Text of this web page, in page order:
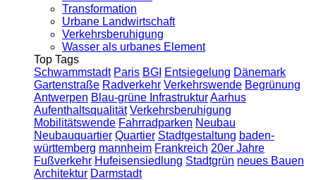
Transformation
Urbane Landwirtschaft
Verkehrsberuhigung
Wasser als urbanes Element
Top Tags
Schwammstadt Paris BGI Entsiegelung Dänemark
Gartenstraße Radverkehr Verkehrswende Begrünung
Antwerpen Blau-grüne InfrastrukturAarhus
Aufenthaltsqualität Verkehrsberuhigung
Mobilitätswende Fahrradparken Neubau
Neubauquartier Quartier Stadtgestaltung baden-
württemberg mannheim Frankreich 20er Jahre
Fußverkehr Hufeisensiedlung Stadtgrün neues Bauen
Architektur Darmstadt